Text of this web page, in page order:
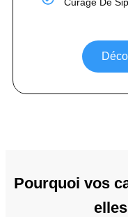
Pourquoi vos